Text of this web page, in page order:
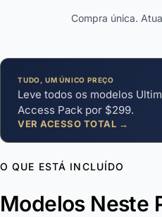
Compra única.
TUDO, UM ÚNICO PREÇO
Leve todos os modelos
Access Pack por $299.
VER ACESSO TOTAL →
O QUE ESTÁ INCLUÍDO
Modelos Neste